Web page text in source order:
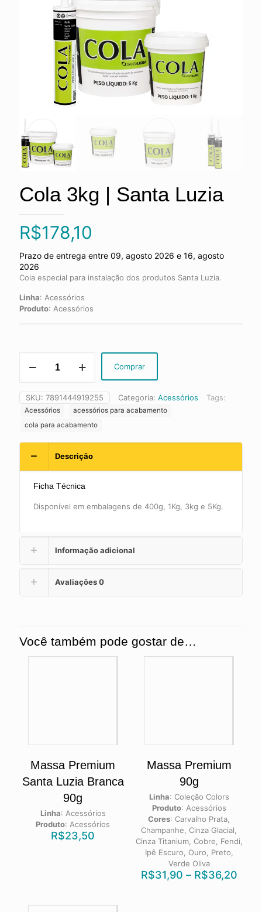
Cola 3kg | Santa Luzia
R$178,10
Prazo de entrega entre 09, agosto 2026 e 16, agosto
2026
Cola especial para instalação dos produtos Santa Luzia.
Linha: Acessórios
Produto: Acessórios
3kg
Santa
Luzia
quantidade
Comprar
SKU: 7891444919255 Categoria: Acessórios Tags:
Acessórios
acessórios para acabamento
cola para acabamento
Descrição
Ficha Técnica
Disponível em embalagens de 400g, 1Kg, 3kg e 5Kg.
Informação adicional
Avaliações0
Você também pode gostar de…
Massa Premium
Santa Luzia Branca
90g
Linha: Acessórios
Produto:Acessórios
R$23,50
Massa Premium
90g
Linha: Coleção Colors
Produto: Acessórios
Cores:Carvalho Prata,
Champanhe, Cinza Glacial,
Cinza Titanium, Cobre, Fendi,
Ipê Escuro, Ouro, Preto,
Verde Oliva
R$31,90 – R$36,20